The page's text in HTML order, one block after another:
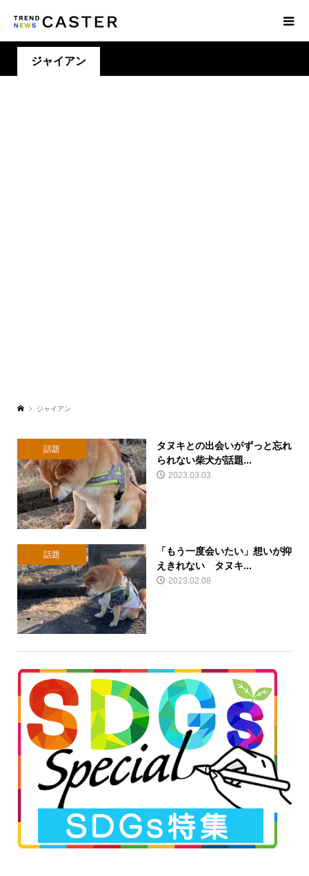
ジャイアン
ジャイアン
話題
タヌキとの出会いがずっと忘れ
られない柴犬が話題...
2023.03.03
話題
「もう一度会いたい」想いが抑
えきれない タヌキ...
2023.02.08